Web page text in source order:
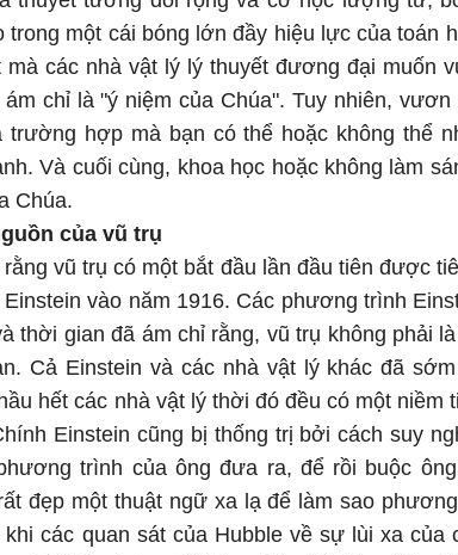
trong một cái bóng lớn đầy hiệu lực của toán
mà các nhà vật lý lý thuyết đương đại muốn
ám chỉ là "ý niệm của Chúa". Tuy nhiên,
trường hợp mà bạn có thể hoặc không thể
Và cuối cùng, khoa học hoặc không làm
Chúa.
của vũ trụ
vũ trụ có một bắt đầu lần đầu tiên được
vào năm 1916. Các phương trình
thời gian đã ám chỉ rằng, vũ trụ không phải
Cả Einstein và các nhà vật lý khác đã
hết các nhà vật lý thời đó đều có một niềm
Einstein cũng bị thống trị bởi cách suy
trình của ông đưa ra, để rồi buộc
đẹp một thuật ngữ xa lạ để làm sao
các quan sát của Hubble về sự lùi xa của